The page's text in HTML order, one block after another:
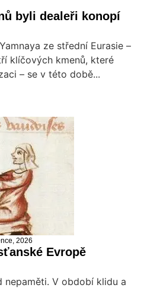
byli dealeři konopí
ze střední Eurasie –
klíčových kmenů, které
– se v této době...
2026
Evropě
nepaměti. V období klidu a